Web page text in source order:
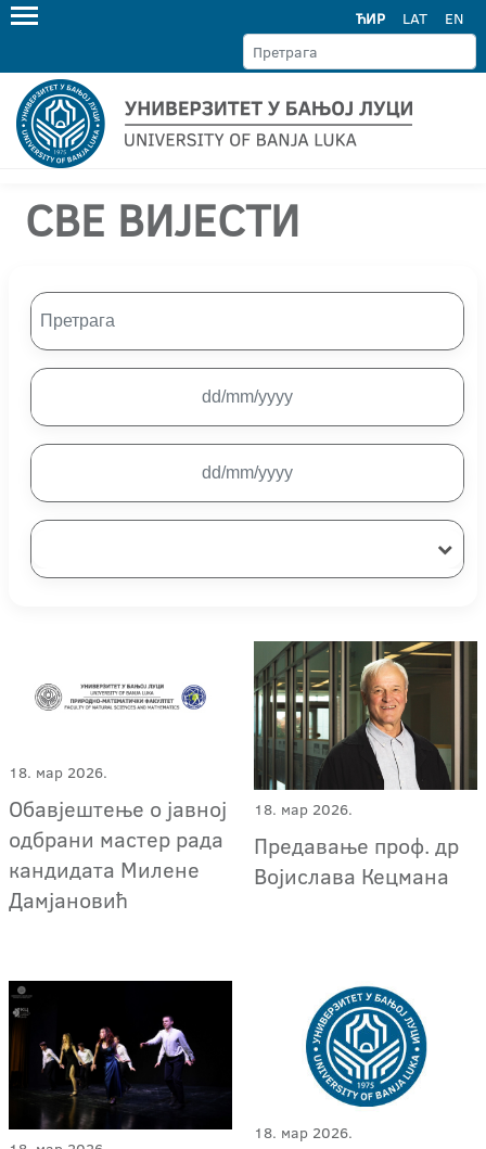
ЋИР LAT EN
СВЕ ВИЈЕСТИ
18. мар 2026.
Обавјештење о јавној
одбрани мастер рада
кандидата Милене
Дамјановић
18. мар 2026.
Предавање проф. др
Војислава Кецмана
18. мар 2026.